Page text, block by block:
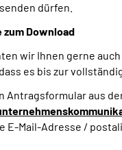
dürfen.
zum Download
wir Ihnen gerne
es bis zur
Antragsformular aus
E-Mail-Adresse /